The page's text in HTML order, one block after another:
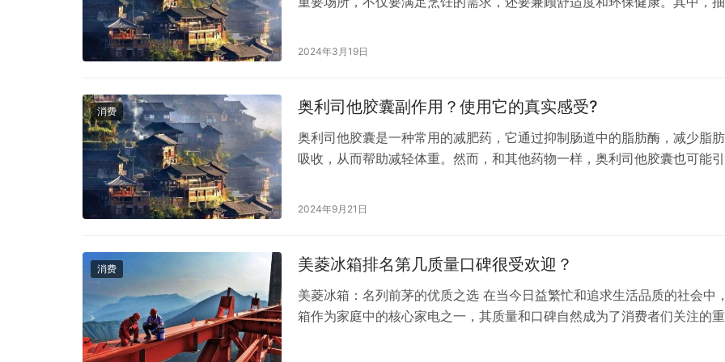
关重要的作用。今天，我们就来探讨一下好迪抽油烟机，看看它究竟怎么样
2024年3月19日
消费 奥利司他胶囊副作用？使用它的真实感受?
奥利司他胶囊是一种常用的减肥药，它通过抑制肠道中的脂肪酶，减少脂
吸收，从而帮助减轻体重。然而，和其他药物一样，奥利司他胶囊也可能引
用，包括腹胀、排气增多、大便次数增多和脂肪泻等。这些症状通常在开始
2024年9月21日
消费 美菱冰箱排名第几质量口碑很受欢迎？
美菱冰箱：名列前茅的优质之选 在当今日益繁忙和追求生活品质的社会中
箱作为家庭中的核心家电之一，其质量和口碑自然成为了消费者们关注的重
大消费者的喜爱和认可。 美菱冰箱，作为中国家电行业的佼佼者，自1983